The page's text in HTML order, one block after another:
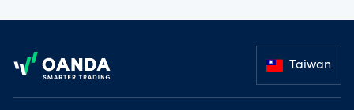
Taiwan